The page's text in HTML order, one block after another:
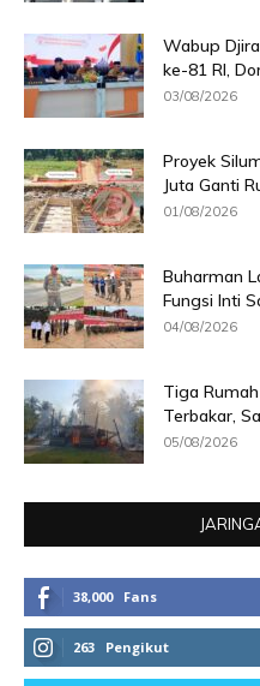
Wabup
ke-81 RI,
03/08/2026
Proyek
Juta Ganti
01/08/2026
Buharman
Fungsi Inti
04/08/2026
Tiga
Terbakar,
05/08/2026
38,000 Fans
263 Pengikut